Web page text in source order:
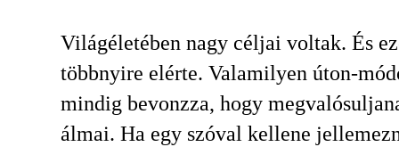
Világéletében nagy céljai voltak. És
többnyire elérte. Valamilyen úton-
mindig bevonzza, hogy
álmai. Ha egy szóval kellene